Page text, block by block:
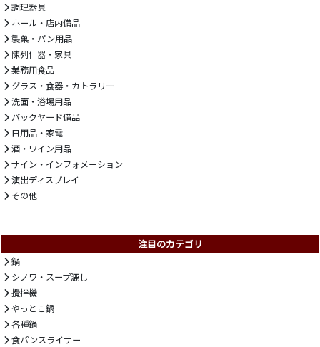
調理器具
ホール・店内備品
製菓・パン用品
陳列什器・家具
業務用食品
グラス・食器・カトラリー
洗面・浴場用品
バックヤード備品
日用品・家電
酒・ワイン用品
サイン・インフォメーション
演出ディスプレイ
その他
注目のカテゴリ
鍋
シノワ・スープ漉し
攪拌機
やっとこ鍋
各種鍋
食パンスライサー